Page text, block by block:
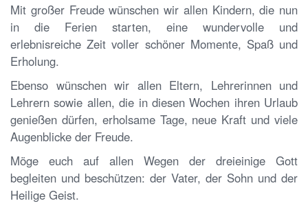
Mit großer Freude wünschen wir allen Kindern, die nun
in die Ferien starten, eine wundervolle und
erlebnisreiche Zeit voller schöner Momente, Spaß und
Erholung.
Ebenso wünschen wir allen Eltern, Lehrerinnen und
Lehrern sowie allen, die in diesen Wochen ihren Urlaub
genießen dürfen, erholsame Tage, neue Kraft und viele
Augenblicke der Freude.
Möge euch auf allen Wegen der dreieinige Gott
begleiten und beschützen: der Vater, der Sohn und der
Heilige Geist.